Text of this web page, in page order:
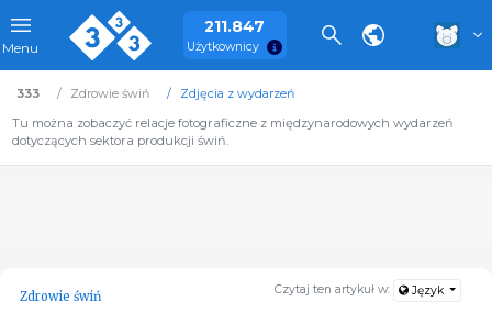
Menu
211.847
Użytkownicy
333 Zdrowie świń
Zdjęcia z wydarzeń
Tu można zobaczyć relacje fotograficzne z międzynarodowych wydarzeń
dotyczących sektora produkcji świń.
Czytaj ten artykuł w: Język
Zdrowie świń